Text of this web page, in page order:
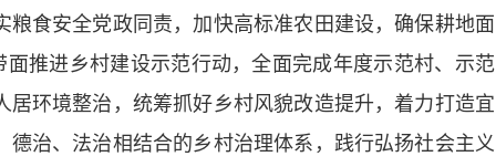
食安全党政同责，加快高标准农田建设，确保耕地面
推进乡村建设示范行动，全面完成年度示范村、示范
环境整治，统筹抓好乡村风貌改造提升，着力打造宜
治、法治相结合的乡村治理体系，践行弘扬社会主义